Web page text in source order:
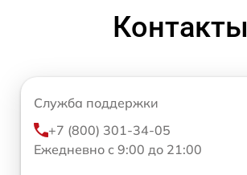
Контакты
Служба поддержки
+7 (800) 301-34-05
Ежедневно с 9:00 до 21:00